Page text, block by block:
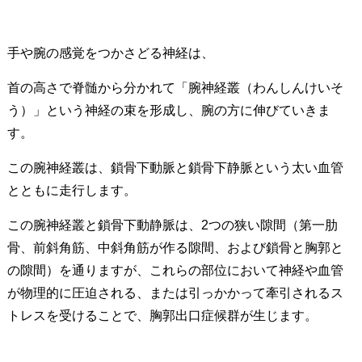
手や腕の感覚をつかさどる神経は、
首の高さで脊髄から分かれて「腕神経叢（わんしんけいそ
う）」という神経の束を形成し、腕の方に伸びていきま
す。
この腕神経叢は、鎖骨下動脈と鎖骨下静脈という太い血管
とともに走行します。
この腕神経叢と鎖骨下動静脈は、2つの狭い隙間（第一肋
骨、前斜角筋、中斜角筋が作る隙間、および鎖骨と胸郭と
の隙間）を通りますが、これらの部位において神経や血管
が物理的に圧迫される、または引っかかって牽引されるス
トレスを受けることで、胸郭出口症候群が生じます。